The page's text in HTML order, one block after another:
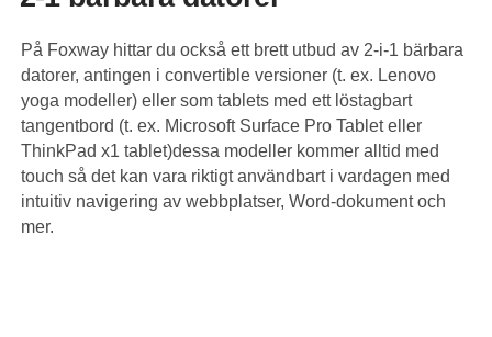
På Foxway hittar du också ett brett utbud av 2-i-1 bärbara
datorer, antingen i convertible versioner (t. ex. Lenovo
yoga modeller) eller som tablets med ett löstagbart
tangentbord (t. ex. Microsoft Surface Pro Tablet eller
ThinkPad x1 tablet)dessa modeller kommer alltid med
touch så det kan vara riktigt användbart i vardagen med
intuitiv navigering av webbplatser, Word-dokument och
mer.